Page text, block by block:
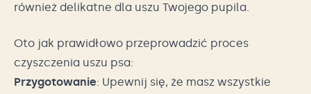
również delikatne dla uszu Twojego pupila.
Oto jak prawidłowo przeprowadzić proces
czyszczenia uszu psa:
Przygotowanie: Upewnij się, że masz wszystkie